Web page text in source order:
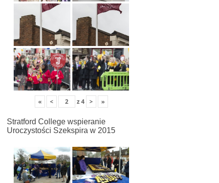
« < z4 > »
Stratford College wspieranie
Uroczystości Szekspira w 2015